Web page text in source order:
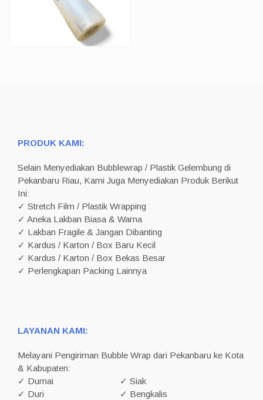
PRODUK KAMI:
Selain Menyediakan Bubblewrap / Plastik Gelembung di
Pekanbaru Riau, Kami Juga Menyediakan Produk Berikut
Ini:
✓ Stretch Film / Plastik Wrapping
✓ Aneka Lakban Biasa & Warna
✓ Lakban Fragile & Jangan Dibanting
✓ Kardus / Karton / Box Baru Kecil
✓ Kardus / Karton / Box Bekas Besar
✓ Perlengkapan Packing Lainnya
LAYANAN KAMI:
Melayani Pengiriman Bubble Wrap dari Pekanbaru ke Kota
& Kabupaten:
✓ Dumai
✓ Siak
✓ Duri
✓ Bengkalis